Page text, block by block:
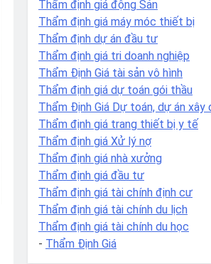
Thẩm định giá động Sản
Thẩm định giá máy móc thiết bị
Thẩm định dự án đầu tư
Thẩm định giá tri doanh nghiệp
Thẩm Định Giá tài sản vô hình
Thẩm định giá dự toán gói thầu
Thẩm Định Giá Dự toán, dự án xây
Thẩm định giá trang thiết bị y tế
Thẩm định giá Xử lý nợ
Thẩm định giá nhà xưởng
Thẩm định giá đầu tư
Thẩm định giá tài chính định cư
Thẩm định giá tài chính du lịch
Thẩm định giá tài chính du học
- Thẩm Định Giá